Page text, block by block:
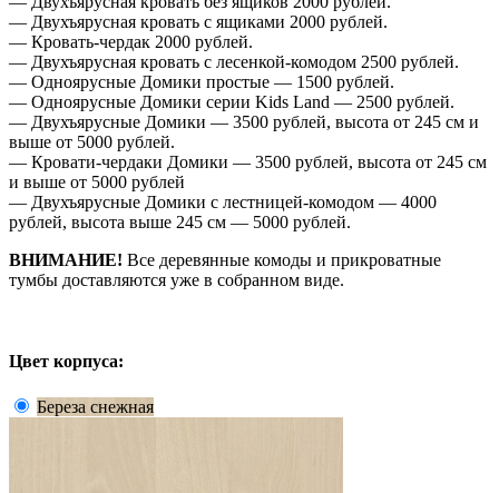
— Двухъярусная кровать с ящиками 2000 рублей.
— Кровать-чердак 2000 рублей.
— Двухъярусная кровать с лесенкой-комодом 2500 рублей.
— Одноярусные Домики простые — 1500 рублей.
— Одноярусные Домики серии Kids Land — 2500 рублей.
— Двухъярусные Домики — 3500 рублей, высота от 245 см и
выше от 5000 рублей.
— Кровати-чердаки Домики — 3500 рублей, высота от 245 см
и выше от 5000 рублей
— Двухъярусные Домики с лестницей-комодом — 4000
рублей, высота выше 245 см — 5000 рублей.
ВНИМАНИЕ! Все деревянные комоды и прикроватные
тумбы доставляются уже в собранном виде.
Цвет корпуса:
Береза снежная